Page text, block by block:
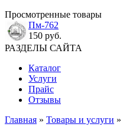
Просмотренные товары
Пм-762
150 руб.
РАЗДЕЛЫ САЙТА
Каталог
Услуги
Прайс
Отзывы
Главная » Товары и услуги »